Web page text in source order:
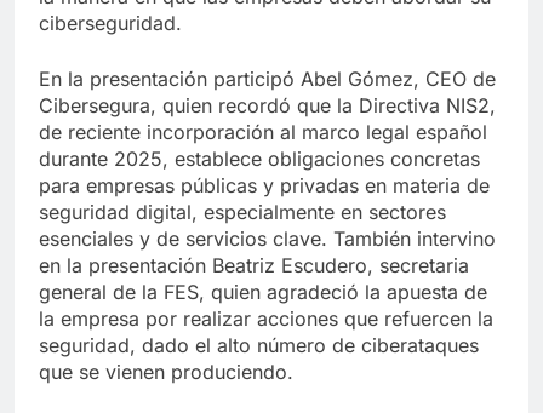
ciberseguridad.
En la presentación participó Abel Gómez, CEO de
Cibersegura, quien recordó que la Directiva NIS2,
de reciente incorporación al marco legal español
durante 2025, establece obligaciones concretas
para empresas públicas y privadas en materia de
seguridad digital, especialmente en sectores
esenciales y de servicios clave. También intervino
en la presentación Beatriz Escudero, secretaria
general de la FES, quien agradeció la apuesta de
la empresa por realizar acciones que refuercen la
seguridad, dado el alto número de ciberataques
que se vienen produciendo.